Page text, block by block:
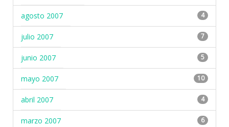
agosto 2007 4
julio 2007 7
junio 2007 5
mayo 2007 10
abril 2007 4
marzo 2007 6